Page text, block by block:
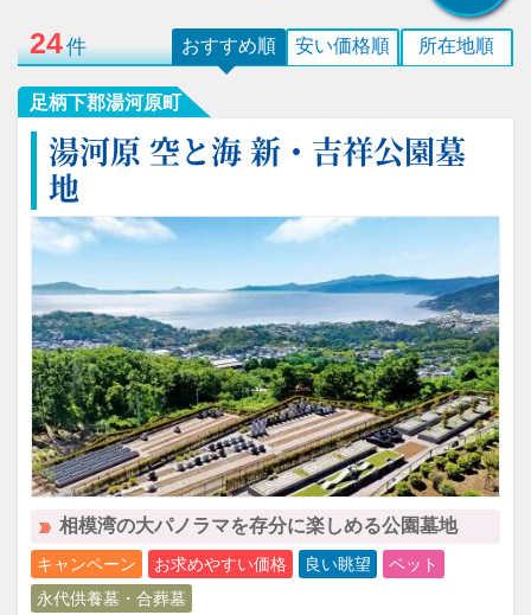
24件 所在地順
安い価格順
おすすめ順
足柄下郡湯河原町
湯河原 空と海 新・吉祥公園墓
地
相模湾の大パノラマを存分に楽しめる公園墓地
キャンペーン お求めやすい価格 良い眺望
ペット
永代供養墓・合葬墓